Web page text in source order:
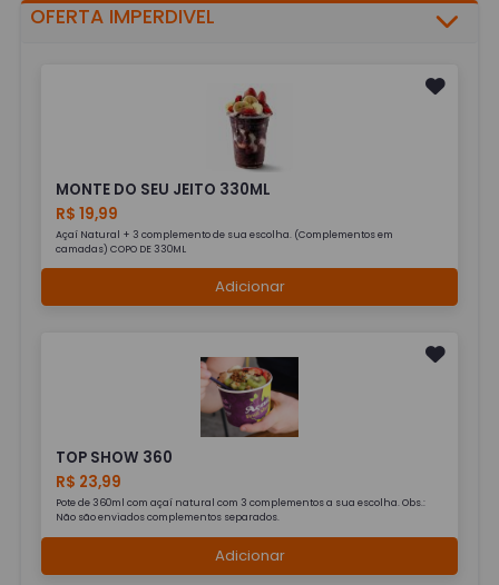
OFERTA IMPERDIVEL
MONTE DO SEU JEITO 330ML
R$ 19,99
Açaí Natural + 3 complemento de sua escolha. (Complementos em
camadas) COPO DE 330ML
Adicionar
TOP SHOW 360
R$ 23,99
Pote de 360ml com açaí natural com 3 complementos a sua escolha. Obs.:
Não são enviados complementos separados.
Adicionar